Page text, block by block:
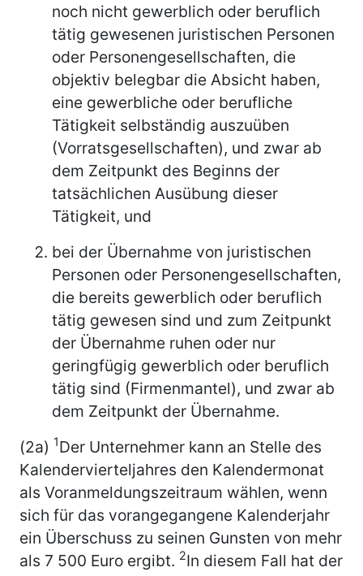
noch nicht gewerblich oder beruflich
tätig gewesenen juristischen Personen
oder Personengesellschaften, die
objektiv belegbar die Absicht haben,
eine gewerbliche oder berufliche
Tätigkeit selbständig auszuüben
(Vorratsgesellschaften), und zwar ab
dem Zeitpunkt des Beginns der
tatsächlichen Ausübung dieser
Tätigkeit, und
bei der Übernahme von juristischen
Personen oder Personengesellschaften,
die bereits gewerblich oder beruflich
tätig gewesen sind und zum Zeitpunkt
der Übernahme ruhen oder nur
geringfügig gewerblich oder beruflich
tätig sind (Firmenmantel), und zwar ab
dem Zeitpunkt der Übernahme.
(2a) 1Der Unternehmer kann an Stelle des
Kalendervierteljahres den Kalendermonat
als Voranmeldungszeitraum wählen, wenn
sich für das vorangegangene Kalenderjahr
ein Überschuss zu seinen Gunsten von mehr
als 7 500 Euro ergibt. 2In diesem Fall hat der